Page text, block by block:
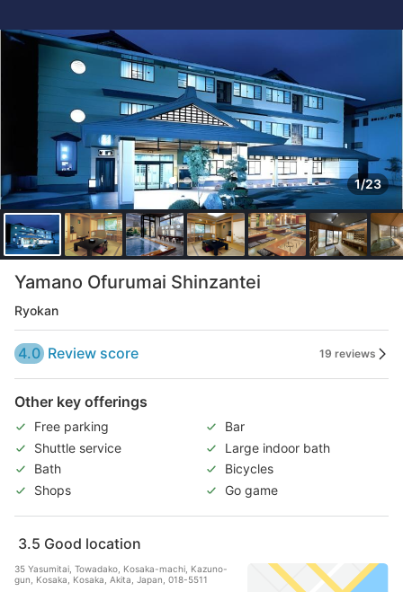
1/23
Yamano Ofurumai Shinzantei
Ryokan
4.0 Review score 19 reviews
Other key offerings
Free parking
Bar
Shuttle service
Large indoor bath
Bath
Bicycles
Shops
Go game
3.5 Good location
35 Yasumitai, Towadako, Kosaka-machi, Kazuno-
gun, Kosaka, Kosaka, Akita, Japan, 018-5511